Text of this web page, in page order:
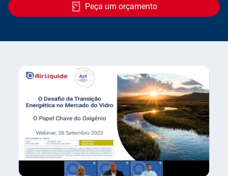
Peça um orçamento